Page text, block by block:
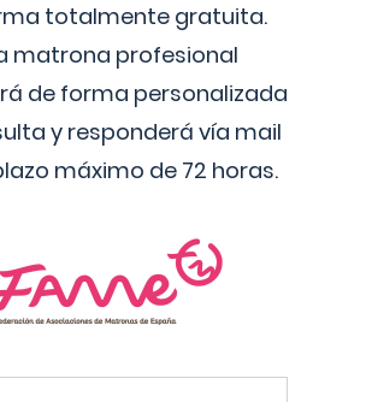
totalmente gratuita.
matrona profesional
de forma personalizada
y responderá vía mail
máximo de 72 horas.